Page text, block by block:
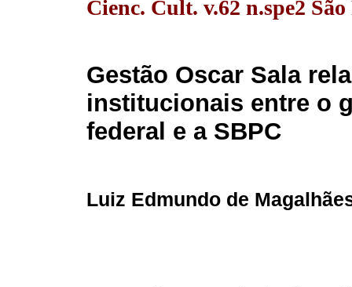
Cienc. Cult. v.62 n.spe2
Gestão Oscar Sala
institucionais entre o
federal e a SBPC
Luiz Edmundo de